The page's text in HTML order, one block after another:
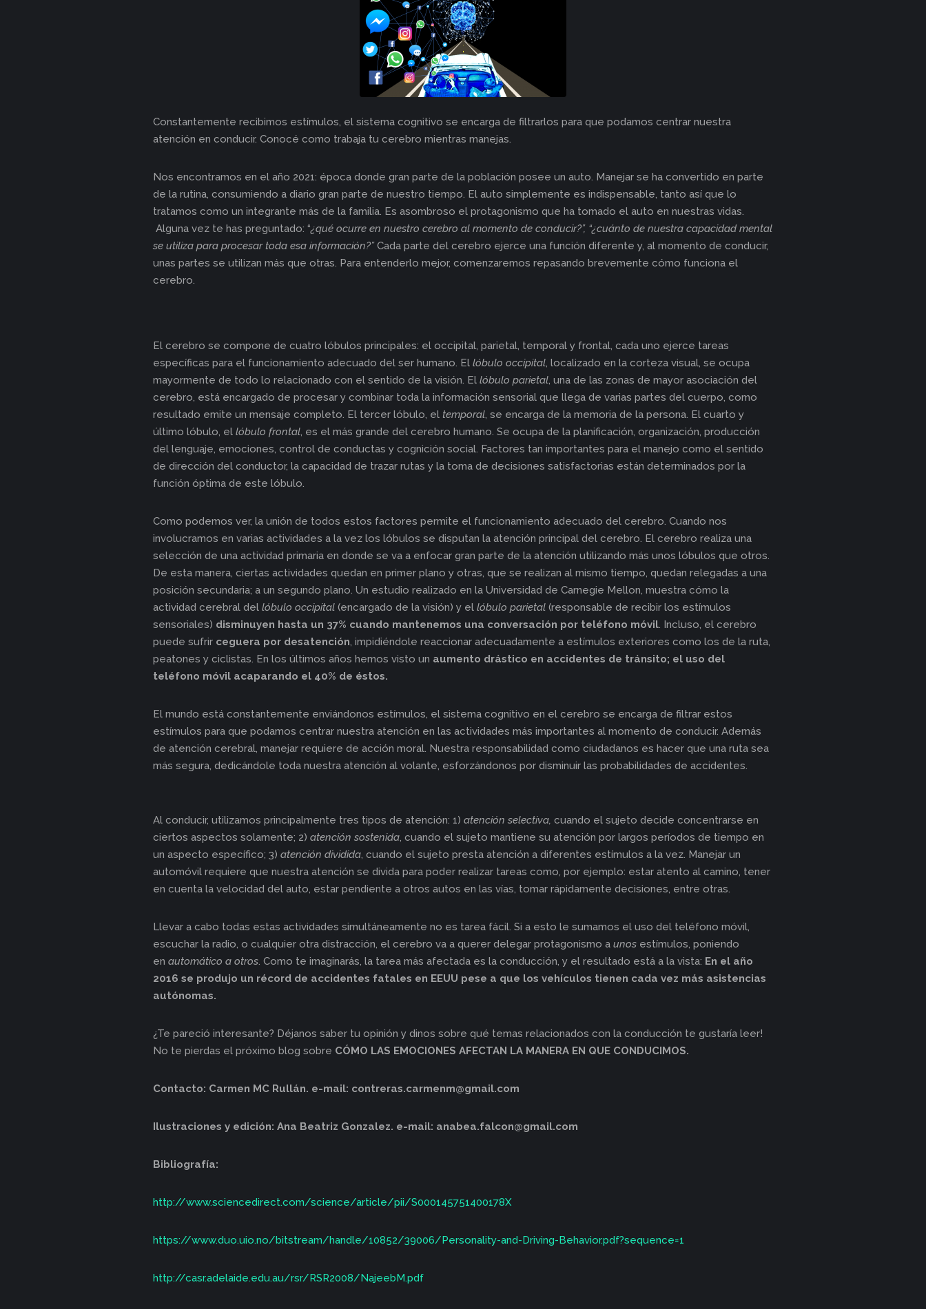
Constantemente recibimos estímulos, el sistema cognitivo se encarga de filtrarlos para que podamos centrar nuestra
atención en conducir. Conocé como trabaja tu cerebro mientras manejas.
Nos encontramos en el año 2021: época donde gran parte de la población posee un auto. Manejar se ha convertido en parte
de la rutina, consumiendo a diario gran parte de nuestro tiempo. El auto simplemente es indispensable, tanto así que lo
tratamos como un integrante más de la familia. Es asombroso el protagonismo que ha tomado el auto en nuestras vidas.
Alguna vez te has preguntado: “¿qué ocurre en nuestro cerebro al momento de conducir?”, “¿cuánto de nuestra capacidad mental
se utiliza para procesar toda esa información?”Cada parte del cerebro ejerce una función diferente y, al momento de conducir,
unas partes se utilizan más que otras. Para entenderlo mejor, comenzaremos repasando brevemente cómo funciona el
cerebro.
El cerebro se compone de cuatro lóbulos principales: el occipital, parietal, temporal y frontal, cada uno ejerce tareas
específicas para el funcionamiento adecuado del ser humano. El lóbulo occipital, localizado en la corteza visual, se ocupa
mayormente de todo lo relacionado con el sentido de la visión. El lóbulo parietal, una de las zonas de mayor asociación del
cerebro, está encargado de procesar y combinar toda la información sensorial que llega de varias partes del cuerpo, como
resultado emite un mensaje completo. El tercer lóbulo, el temporal, se encarga de la memoria de la persona. El cuarto y
último lóbulo, el lóbulo frontal, es el más grande del cerebro humano. Se ocupa de la planificación, organización, producción
del lenguaje, emociones, control de conductas y cognición social. Factores tan importantes para el manejo como el sentido
de dirección del conductor, la capacidad de trazar rutas y la toma de decisiones satisfactorias están determinados por la
función óptima de este lóbulo.
Como podemos ver, la unión de todos estos factores permite el funcionamiento adecuado del cerebro. Cuando nos
involucramos en varias actividades a la vez los lóbulos se disputan la atención principal del cerebro. El cerebro realiza una
selección de una actividad primaria en donde se va a enfocar gran parte de la atención utilizando más unos lóbulos que otros.
De esta manera, ciertas actividades quedan en primer plano y otras, que se realizan al mismo tiempo, quedan relegadas a una
posición secundaria; a un segundo plano. Un estudio realizado en la Universidad de Carnegie Mellon, muestra cómo la
actividad cerebral del lóbulo occipital (encargado de la visión) y el lóbulo parietal (responsable de recibir los estímulos
sensoriales) disminuyen hasta un 37% cuando mantenemos una conversación por teléfono móvil. Incluso, el cerebro
puede sufrir ceguera por desatención, impidiéndole reaccionar adecuadamente a estímulos exteriores como los de la ruta,
peatones y ciclistas. En los últimos años hemos visto un aumento drástico en accidentes de tránsito; el uso del
teléfono móvil acaparando el 40% de éstos.
El mundo está constantemente enviándonos estímulos, el sistema cognitivo en el cerebro se encarga de filtrar estos
estímulos para que podamos centrar nuestra atención en las actividades más importantes al momento de conducir. Además
de atención cerebral, manejar requiere de acción moral. Nuestra responsabilidad como ciudadanos es hacer que una ruta sea
más segura, dedicándole toda nuestra atención al volante, esforzándonos por disminuir las probabilidades de accidentes.
Al conducir, utilizamos principalmente tres tipos de atención: 1) atención selectiva, cuando el sujeto decide concentrarse en
ciertos aspectos solamente; 2) atención sostenida, cuando el sujeto mantiene su atención por largos períodos de tiempo en
un aspecto específico; 3) atención dividida, cuando el sujeto presta atención a diferentes estímulos a la vez. Manejar un
automóvil requiere que nuestra atención se divida para poder realizar tareas como, por ejemplo: estar atento al camino, tener
en cuenta la velocidad del auto, estar pendiente a otros autos en las vías, tomar rápidamente decisiones, entre otras.
Llevar a cabo todas estas actividades simultáneamente no es tarea fácil. Si a esto le sumamos el uso del teléfono móvil,
escuchar la radio, o cualquier otra distracción, el cerebro va a querer delegar protagonismo a unos estímulos, poniendo
en automático a otros. Como te imaginarás, la tarea más afectada es la conducción, y el resultado está a la vista: En el año
2016 se produjo un récord de accidentes fatales en EEUU pese a que los vehículos tienen cada vez más asistencias
autónomas.
¿Te pareció interesante? Déjanos saber tu opinión y dinos sobre qué temas relacionados con la conducción te gustaría leer!
No te pierdas el próximo blog sobre CÓMO LAS EMOCIONES AFECTAN LA MANERA EN QUE CONDUCIMOS.
Contacto: Carmen MC Rullán. e-mail: contreras.carmenm@gmail.com
Ilustraciones y edición: Ana Beatriz Gonzalez. e-mail: anabea.falcon@gmail.com
Bibliografía:
http://www.sciencedirect.com/science/article/pii/S000145751400178X
https://www.duo.uio.no/bitstream/handle/10852/39006/Personality-and-Driving-Behavior.pdf?sequence=1
http://casr.adelaide.edu.au/rsr/RSR2008/NajeebM.pdf